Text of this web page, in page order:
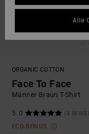
ORGANIC COTTON
Face To Face
Männer Braun T-Shirt
5.0
(4
ECO-BONUS
Alle